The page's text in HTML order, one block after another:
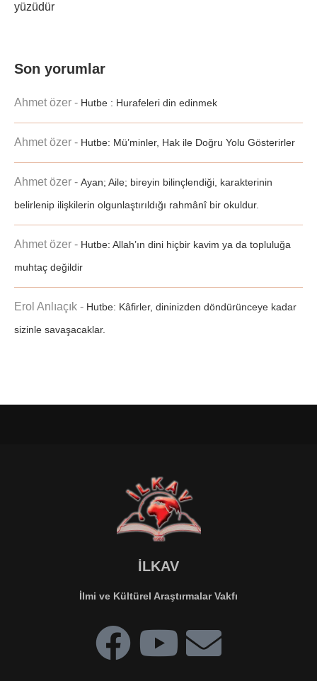
yüzüdür
Son yorumlar
Ahmet özer - Hutbe : Hurafeleri din edinmek
Ahmet özer - Hutbe: Mü’minler, Hak ile Doğru Yolu Gösterirler
Ahmet özer - Ayan; Aile; bireyin bilinçlendiği, karakterinin
belirlenip ilişkilerin olgunlaştırıldığı rahmânî bir okuldur.
Ahmet özer - Hutbe: Allah’ın dini hiçbir kavim ya da topluluğa
muhtaç değildir
Erol Anlıaçık - Hutbe: Kâfirler, dininizden döndürünceye kadar
sizinle savaşacaklar.
İLKAV
İlmi ve Kültürel Araştırmalar Vakfı